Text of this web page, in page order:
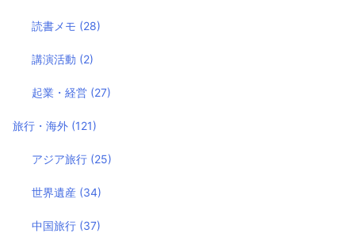
読書メモ (28)
講演活動 (2)
起業・経営 (27)
旅行・海外 (121)
アジア旅行 (25)
世界遺産 (34)
中国旅行 (37)